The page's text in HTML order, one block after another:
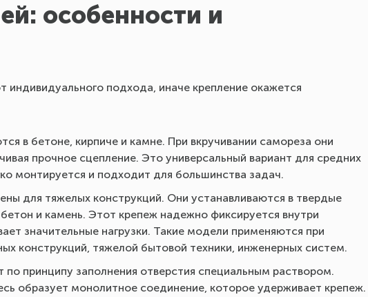
особенности и
индивидуального подхода, иначе крепление окажется
в бетоне, кирпиче и камне. При вкручивании самореза они
прочное сцепление. Это универсальный вариант для средних
монтируется и подходит для большинства задач.
для тяжелых конструкций. Они устанавливаются в твердые
и камень. Этот крепеж надежно фиксируется внутри
значительные нагрузки. Такие модели применяются при
конструкций, тяжелой бытовой техники, инженерных систем.
принципу заполнения отверстия специальным раствором.
образует монолитное соединение, которое удерживает крепеж.